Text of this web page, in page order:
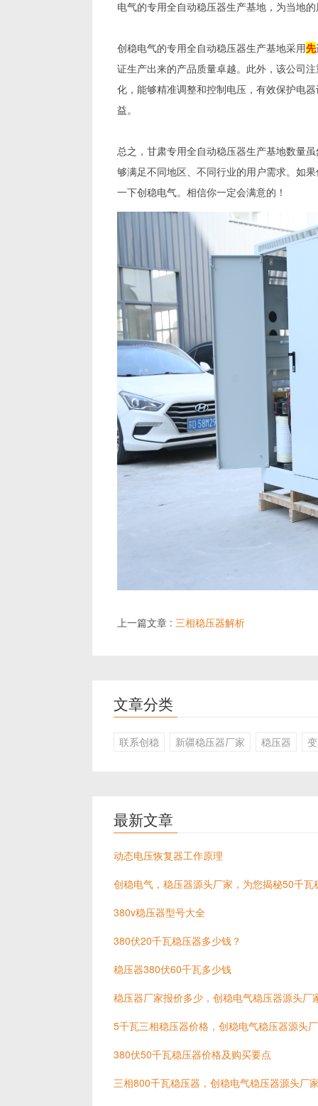
电气的专用全自动稳压器生产基地，为当地
创稳电气的专用全自动稳压器生产基地采用先
证生产出来的产品质量卓越。此外，该公司
化，能够精准调整和控制电压，有效保护电
益。
总之，甘肃专用全自动稳压器生产基地数量
够满足不同地区、不同行业的用户需求。如
一下创稳电气。相信你一定会满意的！
上一篇文章 : 三相稳压器解析
文章分类
联系创稳 新疆稳压器厂家 稳压器
最新文章
动态电压恢复器工作原理
创稳电气，稳压器源头厂家，为您揭秘50千
380v稳压器型号大全
380伏20千瓦稳压器多少钱？
稳压器380伏60千瓦多少钱
稳压器厂家报价多少，创稳电气稳压器源头厂
5千瓦三相稳压器价格，创稳电气稳压器源头
380伏50千瓦稳压器价格及购买要点
三相800千瓦稳压器，创稳电气稳压器源头厂